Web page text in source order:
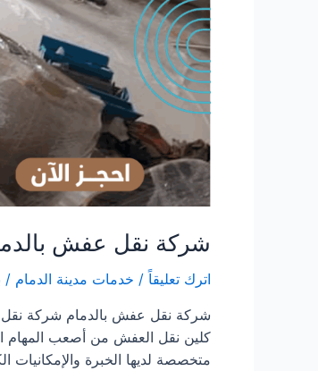
شركة نقل عفش
اترك تعليقاً / خدمات مدينة الدمام /
شركة نقل عفش بالدمام شركة
كلين نقل العفش من أصعب المهام
متخصصة لديها الخبرة